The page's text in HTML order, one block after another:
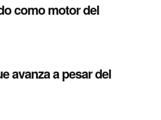
como motor del
avanza a pesar del